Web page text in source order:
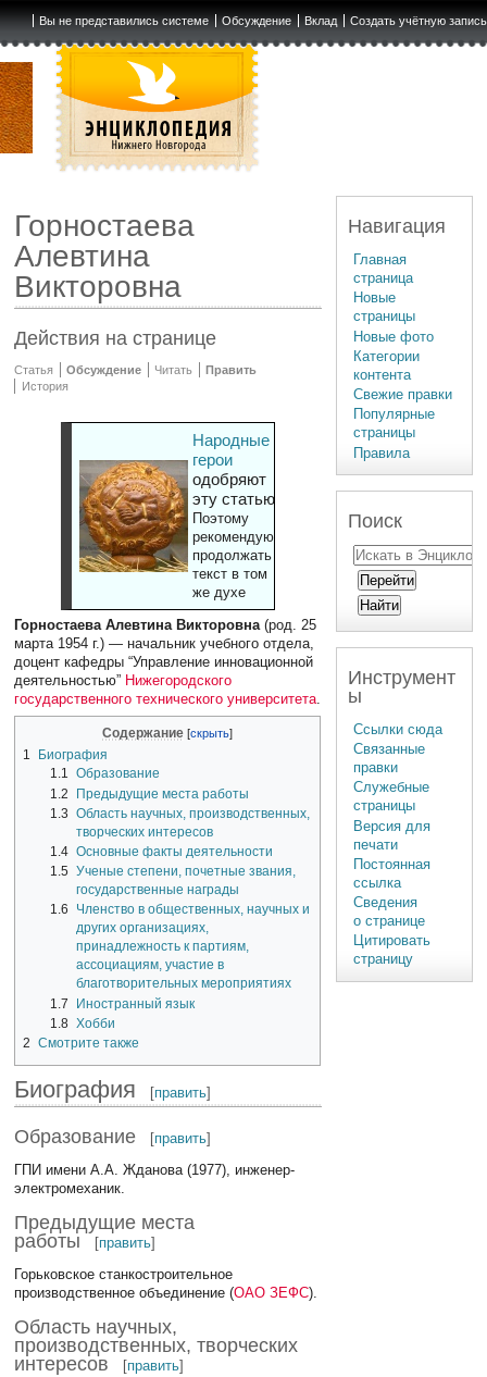
Вы не представились системе Обсуждение Вклад Создать учётную запись
Горностаева
Алевтина
Викторовна
Действия на странице
Статья Обсуждение Читать
Править
История
Народные
герои
одобряют
эту статью
Поэтому
рекомендуют
продолжать
текст в том
же духе
Горностаева Алевтина Викторовна(род. 25
марта 1954 г.) — начальник учебного отдела,
доцент кафедры “Управление инновационной
деятельностью” Нижегородского
государственного технического университета.
Содержание
1
Биография
1.1 Образование
1.2
Предыдущие места работы
1.3 Область научных, производственных,
творческих интересов
1.4 Основные факты деятельности
1.5 Ученые степени, почетные звания,
государственные награды
1.6
Членство в общественных, научных и
других организациях,
принадлежность к партиям,
ассоциациям, участие в
благотворительных мероприятиях
1.7
Иностранный язык
1.8 Хобби
2
Смотрите также
Биография [править]
Образование [править]
ГПИ имени А.А. Жданова (1977), инженер-
электромеханик.
Предыдущие места
работы
[править]
Горьковское станкостроительное
производственное объединение (ОАО ЗЕФС).
Область научных,
производственных, творческих
интересов
[править]
Навигация
Главная
страница
Новые
страницы
Новые фото
Категории
контента
Свежие правки
Популярные
страницы
Правила
Поиск
Инструмент
ы
Ссылки сюда
Связанные
правки
Служебные
страницы
Версия для
печати
Постоянная
ссылка
Сведения
о странице
Цитировать
страницу